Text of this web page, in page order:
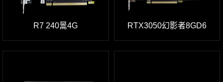
R7 240暠4G RTX3050幻影者8GD6